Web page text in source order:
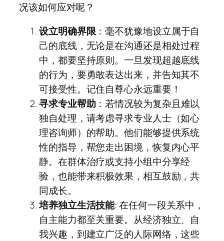
况该如何应对呢？
设立明确界限：毫不犹豫地设立属于自
己的底线，无论是在沟通还是相处过程
中，都要坚持原则。一旦发现超越底线
的行为，要勇敢表达出来，并告知其不
可接受性。记住自尊心永远重要！
寻求专业帮助：若情况较为复杂且难以
独自处理，请考虑寻求专业人士（如心
理咨询师）的帮助。他们能够提供系统
性的指导，帮您走出困境，恢复内心平
静。在群体治疗或支持小组中分享经
验，也能带来积极效果，相互鼓励，共
同成长。
培养独立生活技能: 在任何一段关系中，
自主能力都至关重要。从经济独立、自
我兴趣，到建立广泛的人际网络，这些